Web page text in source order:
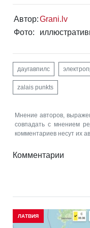
Автор:Grani.lv
Фото:
даугавпилс
zalais punkts
Мнение авторов,
совпадать с мнением
комментариев несут их
Комментарии
ЛАТВИЯ